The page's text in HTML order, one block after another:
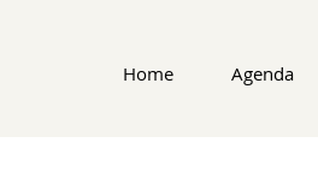
Home Agenda